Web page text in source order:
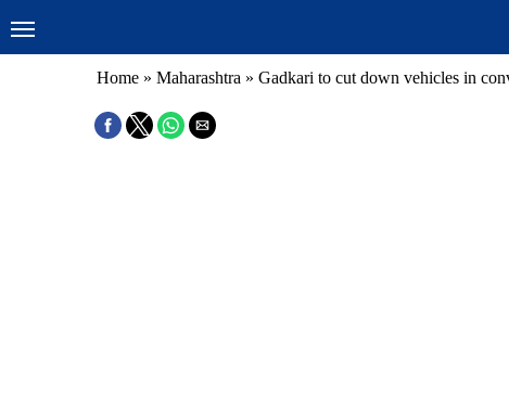
Home » Maharashtra » Gadkari to cut down vehicles in